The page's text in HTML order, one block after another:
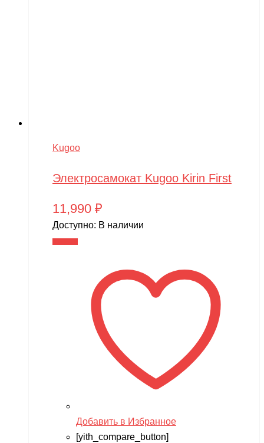
Kugoo
Электросамокат Kugoo Kirin First
11,990 ₽
Доступно: В наличии
Добавить в Избранное
[yith_compare_button]